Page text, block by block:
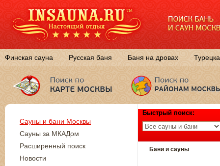
Финская сауна Русская баня Баня на дровах
Быстрый поиск:
Бани и сауны
Сауны и бани Москвы
Сауны за МКАДом
Расширенный поиск
Новости